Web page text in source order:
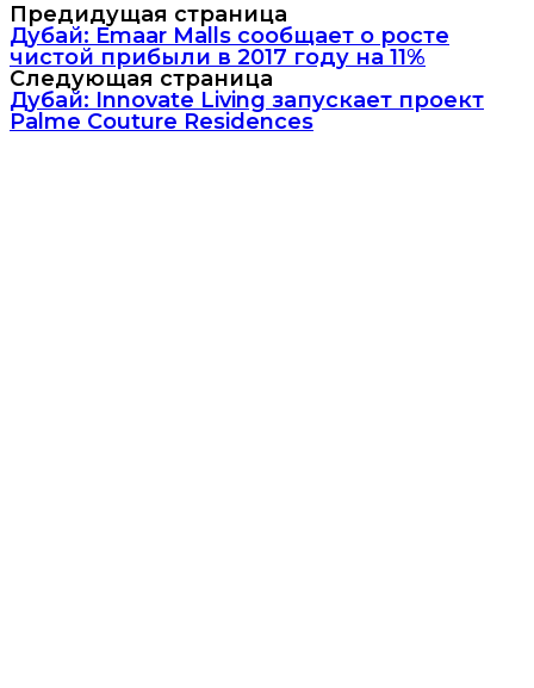
Предидущая страница
Дубай: Emaar Malls сообщает о росте
чистой прибыли в 2017 году на 11%
Следующая страница
Дубай: Innovate Living запускает проект
Palme Couture Residences